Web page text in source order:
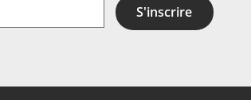
S'inscrire